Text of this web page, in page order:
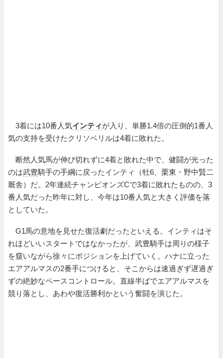
3着には10番人気インティが入り、単勝1.4倍の圧倒的1番人
気の支持を受けたクリソベリルは4着に敗れた。
断然人気馬が伸び切れずに4着と敗れた中で、健闘が光った
のは武豊騎手の手綱に戻ったインティ（牡6、栗東・野中賢二
厩舎）だ。2年連続チャンピオンズCで3着に敗れたものの、3
番人気だった昨年に対し、今年は10番人気と大きく評価を落
としていた。
G1馬の意地を見せた復活劇だったといえる。インティはそ
れほどいいスタートではなかったが、武豊騎手は周りの様子
を窺いながら徐々にポジションを上げていく。ハナに立った
エアアルマスの2番手につけると、そこからは速過ぎず遅過ぎ
ずの絶妙なペースコントロール。直線半ばでエアアルマスを
競り落とし、あわや復活勝利かという奮闘を演じた。